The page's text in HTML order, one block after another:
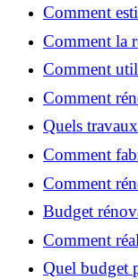
Comment
?
Comment la
rentabilité de
Comment
Salt pour des
Comment
astuces bois ?
Quels
éligibles à
Comment
maison ?
Comment
ruiner ?
Budget
astuces
Comment
maison
Quel budget